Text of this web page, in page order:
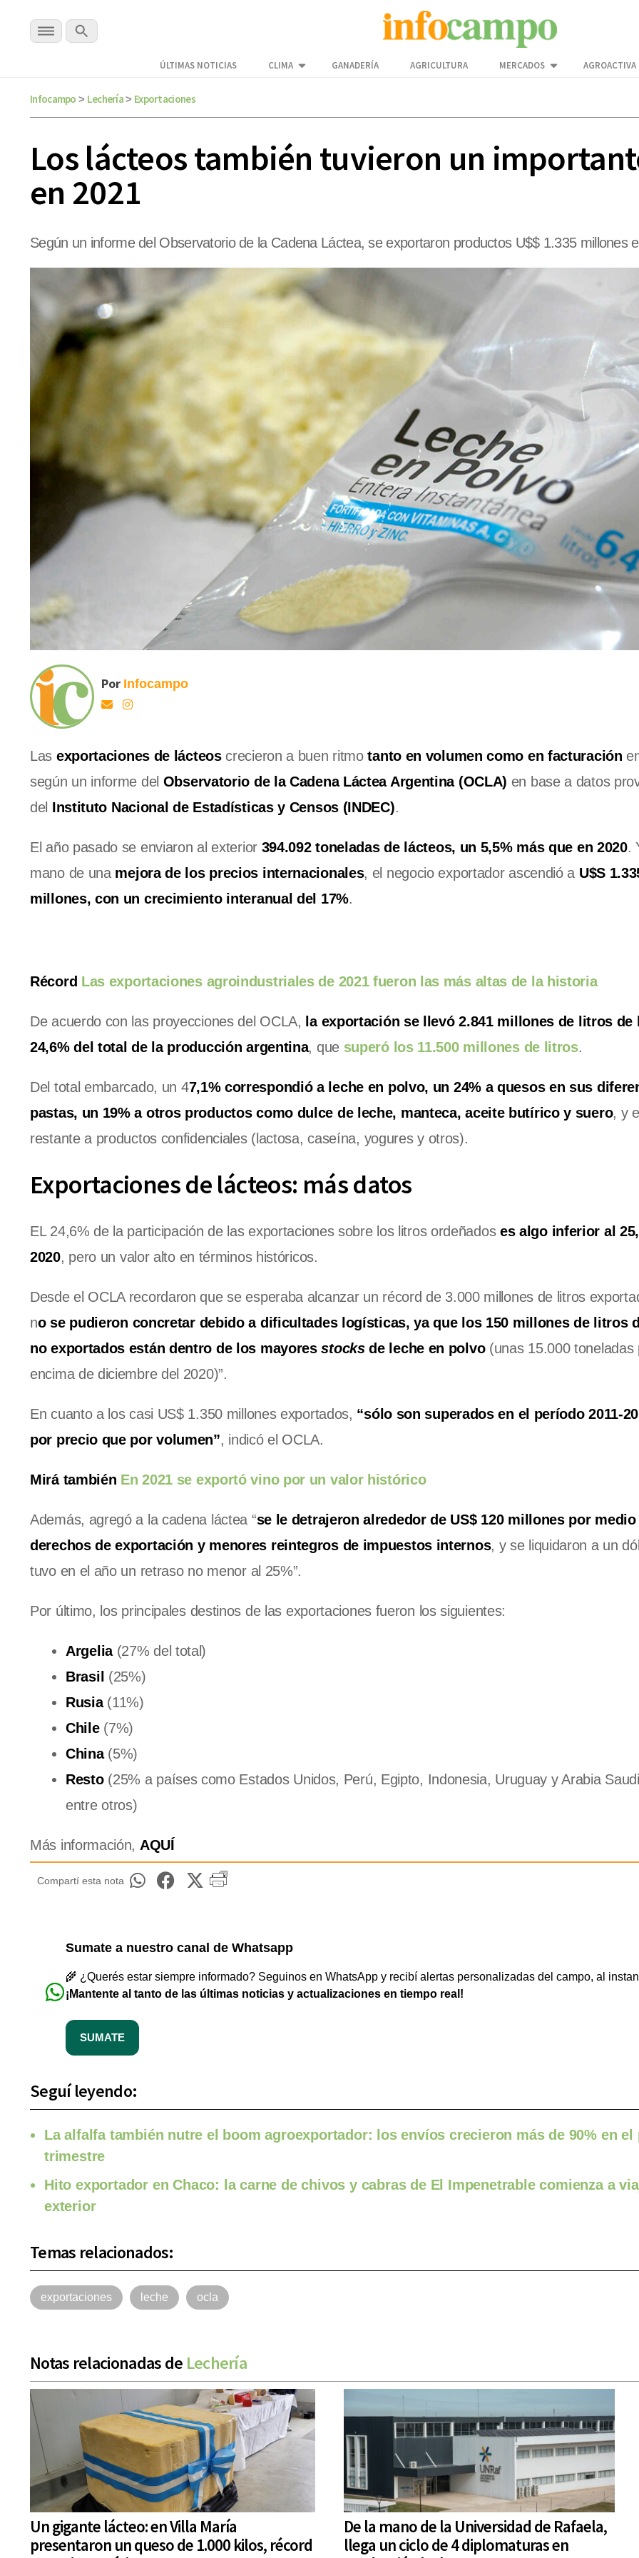
ÚLTIMAS NOTICIAS CLIMA GANADERÍA AGRICULTURA MERCADOS AGROACTIVA
Infocampo > Lechería> Exportaciones
Los lácteos también tuvieron un
en 2021
Según un informe del Observatorio de la Cadena Láctea, se exportaron productos U$$ 1.335 millones
Por Infocampo
Las exportaciones de lácteoscrecieron a buen ritmotanto en volumen como en facturación
según un informe del Observatorio de la Cadena Láctea Argentina (OCLA) en base a datos
del Instituto Nacional de Estadísticas y Censos (INDEC).
El año pasado se enviaron al exterior 394.092 toneladas de lácteos, un 5,5% más que en 2020.
mano de una mejora de los precios internacionales, el negocio exportador ascendió a U$S
millones, con un crecimiento interanual del 17%.
Récord Las exportaciones agroindustriales de 2021 fueron las más altas de la historia
De acuerdo con las proyecciones del OCLA, la exportación se llevó 2.841 millones de litros de
24,6% del total de la producción argentina, que superó los 11.500 millones de litros.
Del total embarcado, un 47,1% correspondió a leche en polvo, un 24% a quesos en sus
pastas, un 19% a otros productos como dulce de leche, manteca, aceite butírico y suero, y
restante a productos confidenciales (lactosa, caseína, yogures y otros).
Exportaciones de lácteos: más datos
EL 24,6% de la participación de las exportaciones sobre los litros ordeñadoses algo inferior al
2020, pero un valor alto en términos históricos.
Desde el OCLA recordaron que se esperaba alcanzar un récord de 3.000 millones de litros
no se pudieron concretar debido a dificultades logísticas, ya que los 150 millones de litros
no exportados están dentro de los mayoresstocksde leche en polvo(unas 15.000 toneladas
encima de diciembre del 2020)”.
En cuanto a los casi US$ 1.350 millones exportados, “sólo son superados en el período 2011-
por precio que por volumen”, indicó el OCLA.
Mirá también En 2021 se exportó vino por un valor histórico
Además, agregó a la cadena láctea “se le detrajeron alrededor de US$ 120 millones por medio
derechos de exportación y menores reintegros de impuestos internos, y se liquidaron a un
tuvo en el año un retraso no menor al 25%”.
Por último, los principales destinos de las exportaciones fueron los siguientes:
Argelia(27% del total)
Brasil (25%)
Rusia(11%)
Chile(7%)
China(5%)
Resto(25% a países como Estados Unidos, Perú, Egipto, Indonesia, Uruguay y Arabia
entre otros)
Más información, AQUÍ
Compartí esta nota
Sumate a nuestro canal de Whatsapp
🌾 ¿Querés estar siempre informado? Seguinos en WhatsApp y recibí alertas personalizadas del campo, al
¡Mantente al tanto de las últimas noticias y actualizaciones en tiempo real!
SUMATE
Seguí leyendo:
La alfalfa también nutre el boom agroexportador: los envíos crecieron más de 90% en el
trimestre
Hito exportador en Chaco: la carne de chivos y cabras de El Impenetrable comienza a
exterior
Temas relacionados:
exportaciones leche ocla
Notas relacionadas de Lechería
Un gigante lácteo: en Villa María
presentaron un queso de 1.000 kilos, récord
De la mano de la Universidad de Rafaela,
llega un ciclo de 4 diplomaturas en